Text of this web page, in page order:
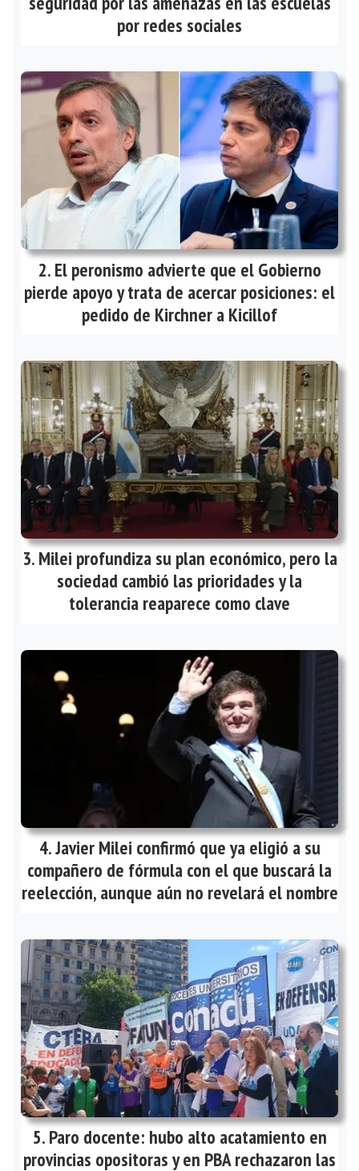
por redes sociales
El peronismo advierte que el Gobierno
pierde apoyo y trata de acercar posiciones: el
pedido de Kirchner a Kicillof
Milei profundiza su plan económico, pero la
sociedad cambió las prioridades y la
tolerancia reaparece como clave
Javier Milei confirmó que ya eligió a su
compañero de fórmula con el que buscará la
reelección, aunque aún no revelará el nombre
Paro docente: hubo alto acatamiento en
provincias opositoras y en PBA rechazaron las